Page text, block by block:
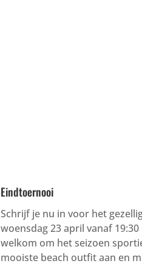
Eindtoernooi
Schrijf je nu in voor het
woensdag 23 april vanaf
welkom om het seizoen
mooiste beach outfit aan en